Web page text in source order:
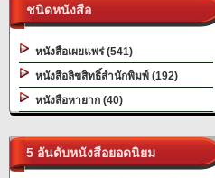
ชนิดหนังสือ
หนังสือเผยแพร่ (541)
หนังสือลิขสิทธิ์สำนักพิมพ์ (192)
หนังสือหายาก (40)
5 อันดับหนังสือยอดนิยม